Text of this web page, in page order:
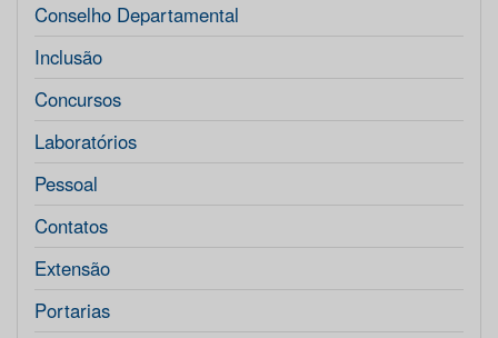
Conselho Departamental
Inclusão
Concursos
Laboratórios
Pessoal
Contatos
Extensão
Portarias